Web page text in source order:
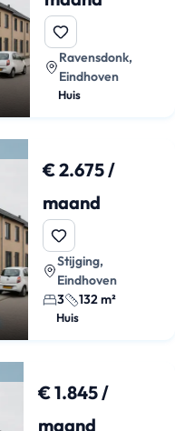
Ravensdonk,
Eindhoven
Huis
€ 2.675 /
maand
Stijging,
Eindhoven
3
132 m²
Huis
€ 1.845 /
maand